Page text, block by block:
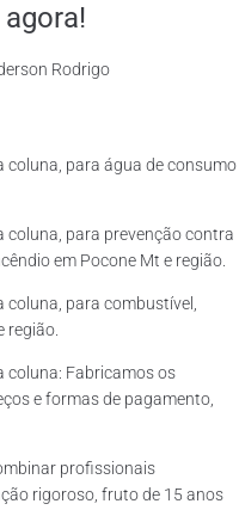
Rodrigo
coluna, para água de consumo
coluna, para prevenção contra
em Pocone Mt e região.
para combustível,
região.
coluna: Fabricamos os
e formas de pagamento,
profissionais
rigoroso, fruto de 15 anos